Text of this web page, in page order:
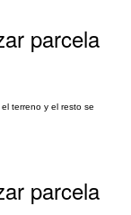
parcela
terreno y el resto se
parcela